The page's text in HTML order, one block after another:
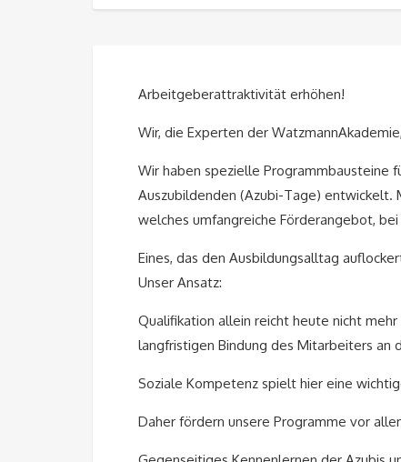
Arbeitgeberattraktivität erhöhen!
Wir, die Experten der
Wir haben spezielle Programmbausteine
Auszubildenden (Azubi-Tage) entwickelt.
welches umfangreiche Förderangebot,
Eines, das den Ausbildungsalltag
Unser Ansatz:
Qualifikation allein reicht heute nicht
langfristigen Bindung des Mitarbeiters
Soziale Kompetenz spielt hier eine
Daher fördern unsere Programme vor